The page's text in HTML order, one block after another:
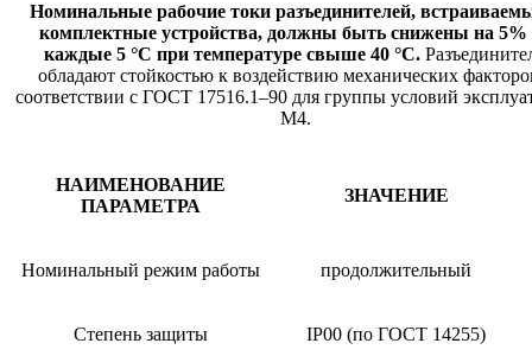
Номинальные рабочие токи разъединителей,
комплектные устройства, должны быть снижены на 5%
каждые 5 °C при температуре свыше 40 °C.
обладают стойкостью к воздействию механических
соответствии с ГОСТ 17516.1–90 для группы условий
М4.
НАИМЕНОВАНИЕ
ПАРАМЕТРА
ЗНАЧЕНИЕ
Номинальный режим работы продолжительный
Степень защиты IP00 (по ГОСТ 14255)